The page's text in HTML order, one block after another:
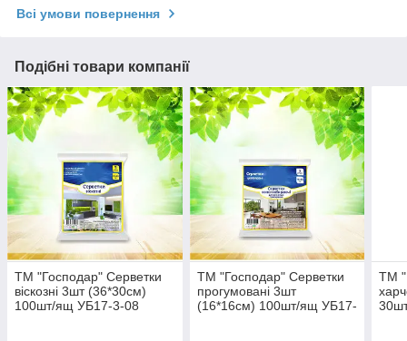
Всі умови повернення
Подібні товари компанії
ТМ "Господар" Серветки
віскозні 3шт (36*30см)
100шт/ящ УБ17-3-08
ТМ "Господар" Серветки
прогумовані 3шт
(16*16см) 100шт/ящ УБ17-
ТМ